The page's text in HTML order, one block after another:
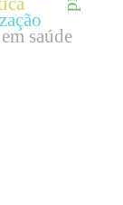
saúde